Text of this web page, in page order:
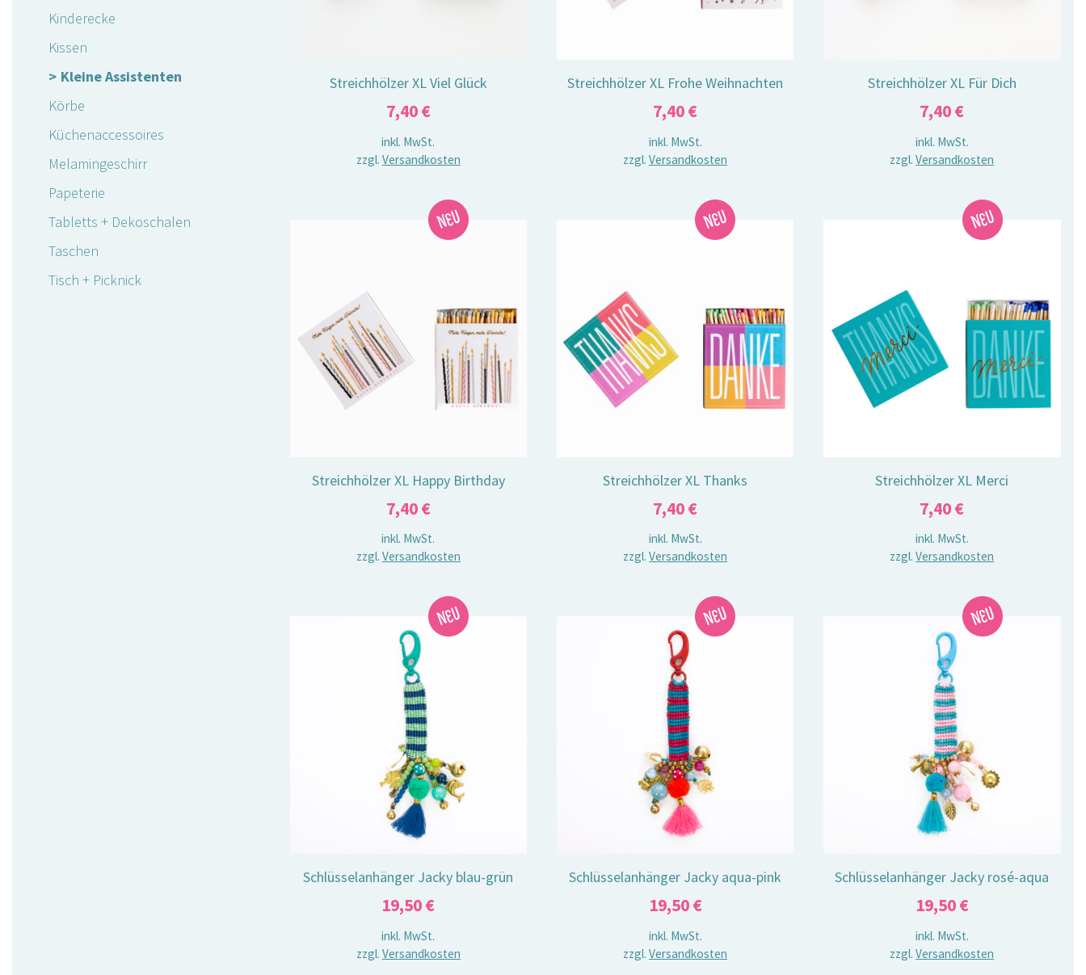
Kinderecke
Kissen
Kleine Assistenten
Körbe
Küchenaccessoires
Melamingeschirr
Papeterie
Tabletts + Dekoschalen
Taschen
Tisch + Picknick
Streichhölzer XL Viel Glück
7,40€
inkl. MwSt.
zzgl. Versandkosten
Streichhölzer XL Frohe Weihnachten
7,40€
inkl. MwSt.
zzgl.Versandkosten
Streichhölzer XL Für Dich
7,40€
inkl. MwSt.
zzgl.Versandkosten
Streichhölzer XL Happy Birthday
7,40€
inkl. MwSt.
zzgl. Versandkosten
Streichhölzer XL Thanks
7,40€
inkl. MwSt.
zzgl.Versandkosten
Streichhölzer XL Merci
7,40€
inkl. MwSt.
zzgl.Versandkosten
Schlüsselanhänger Jacky blau-grün
19,50€
inkl. MwSt.
zzgl. Versandkosten
Schlüsselanhänger Jacky aqua-pink
19,50€
inkl. MwSt.
zzgl.Versandkosten
Schlüsselanhänger Jacky rosé-aqua
19,50€
inkl. MwSt.
zzgl.Versandkosten